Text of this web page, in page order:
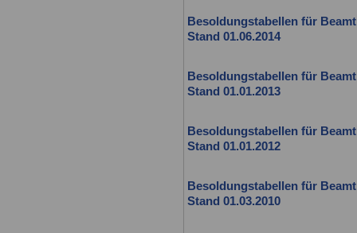
Besoldungstabellen für
Stand 01.06.2014
Besoldungstabellen für
Stand 01.01.2013
Besoldungstabellen für
Stand 01.01.2012
Besoldungstabellen für
Stand 01.03.2010